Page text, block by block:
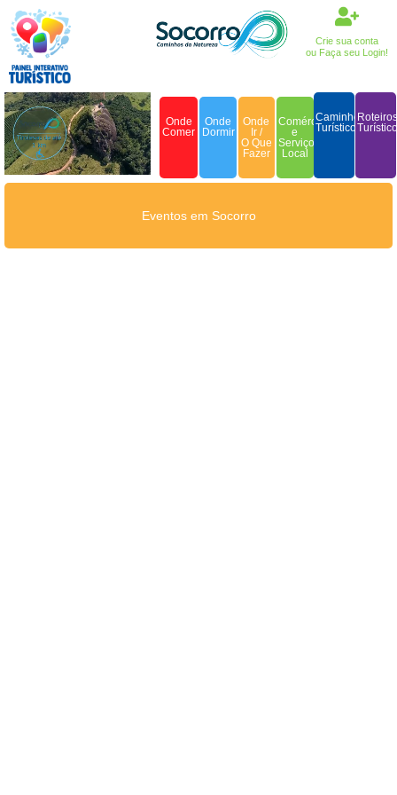
Crie sua conta
ou Faça seu Login!
Onde
Comer
Onde
Dormir
Onde
Ir /
O Que
Fazer
Comércio
e
Serviço
Local
Caminhos
Turísticos
Roteiros
Eventos em Socorro